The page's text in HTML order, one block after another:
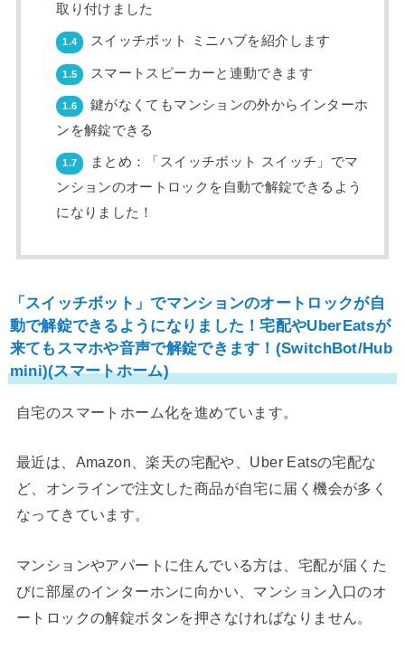
取り付けました
1.4 スイッチボット ミニハブを紹介します
1.5 スマートスピーカーと連動できます
1.6
鍵がなくてもマンションの外からインターホ
ンを解錠できる
1.7
まとめ：「スイッチボット スイッチ」でマ
ンションのオートロックを自動で解錠できるよう
になりました！
「スイッチボット」でマンションのオートロックが自
動で解錠できるようになりました！宅配やUberEatsが
来てもスマホや音声で解錠できます！(SwitchBot/Hub
mini)(スマートホーム)
自宅のスマートホーム化を進めています。
最近は、Amazon、楽天の宅配や、Uber Eatsの宅配な
ど、オンラインで注文した商品が自宅に届く機会が多く
なってきています。
マンションやアパートに住んでいる方は、宅配が届くた
びに部屋のインターホンに向かい、マンション入口のオ
ートロックの解錠ボタンを押さなければなりません。